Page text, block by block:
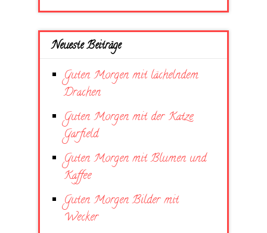
Neueste Beiträge
Guten Morgen mit lächelndem
Drachen
Guten Morgen mit der Katze
Garfield
Guten Morgen mit Blumen und
Kaffee
Guten Morgen Bilder mit
Wecker